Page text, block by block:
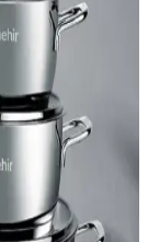
yapısı ve
ve uzun
pratik ve
Mutfak
rafı, duvara delme